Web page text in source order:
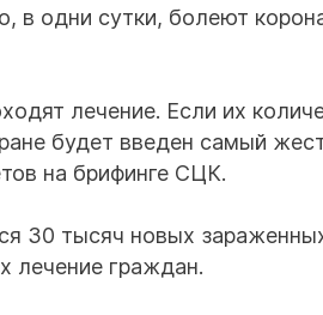
в одни сутки, болеют
лечение. Если их
будет введен самый
на брифинге СЦК.
30 тысяч новых
лечение граждан.